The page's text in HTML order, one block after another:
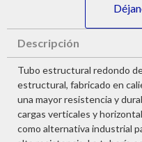
Descripción
Tubo estructural redondo
estructural, fabricado en
una mayor resistencia y
cargas verticales y
como alternativa industrial